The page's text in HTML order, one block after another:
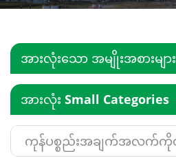
အားလုံးသော အမျိုးအစားများ
အားလုံး Small Categories